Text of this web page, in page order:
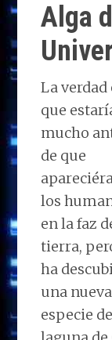
Alga
La verdad
que
mucho
de que
los
en la faz
tierra,
ha
una nueva
especie